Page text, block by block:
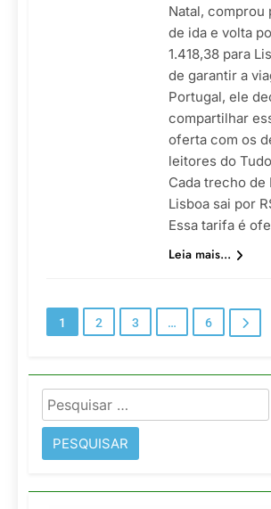
Natal, comprou
de ida e volta
1.418,38 para
de garantir a
Portugal, ele
compartilhar
oferta com os
leitores do
Cada trecho de
Lisboa sai por
Essa tarifa é
Leia mais...
1 2 3 … 6
Pesquisar
por: